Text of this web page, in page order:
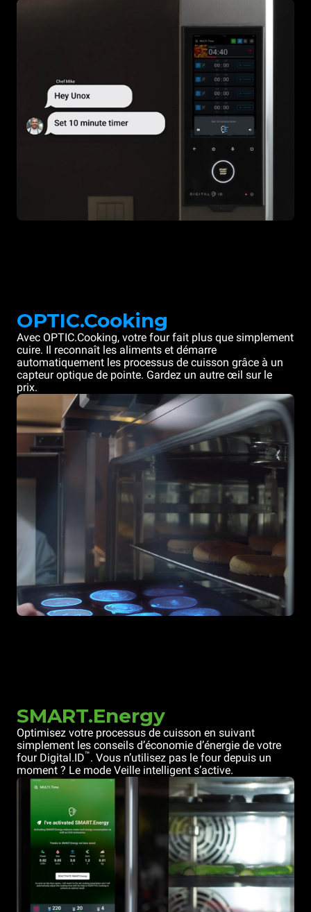
OPTIC.Cooking
Avec OPTIC.Cooking, votre four fait plus que simplement
cuire. Il reconnaît les aliments et démarre
automatiquement les processus de cuisson grâce à un
capteur optique de pointe. Gardez un autre œil sur le
prix.
SMART.Energy
Optimisez votre processus de cuisson en suivant
simplement les conseils d’économie d’énergie de votre
four Digital.ID™. Vous n’utilisez pas le four depuis un
moment ? Le mode Veille intelligent s’active.